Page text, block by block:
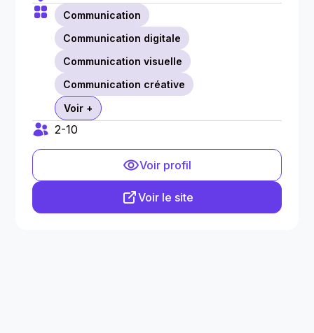
Communication
Communication digitale
Communication visuelle
Communication créative
Voir +
2-10
Voir profil
Voir le site